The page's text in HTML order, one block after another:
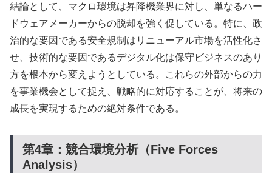
結論として、マクロ環境は昇降機業界に対し、単なるハー
ドウェアメーカーからの脱却を強く促している。特に、政
治的な要因である安全規制はリニューアル市場を活性化さ
せ、技術的な要因であるデジタル化は保守ビジネスのあり
方を根本から変えようとしている。これらの外部からの力
を事業機会として捉え、戦略的に対応することが、将来の
成長を実現するための絶対条件である。
第4章：競合環境分析（Five Forces
Analysis）